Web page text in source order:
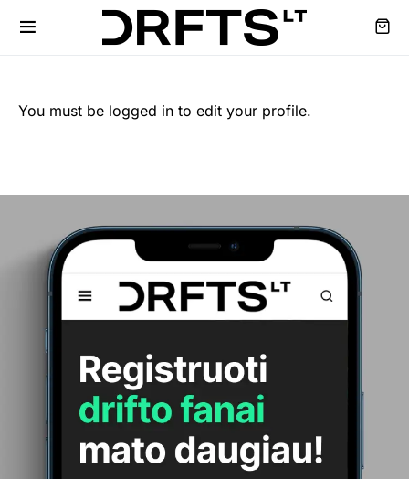
You must be logged in to edit your profile.